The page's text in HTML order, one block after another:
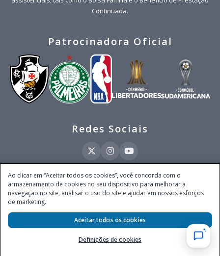
Continuada.
Patrocinadora Oficial
Redes Sociais
Este site é operado pela Ventmear Brasil LTDA (CNPJ 52.868.380/0001-84), com
endereço na Avenida Brigadeiro Faria Lima, nº 4.055, 3º andar, Itaim Bibi, no
Município de São Paulo, Estado de São Paulo, CEP 04538-133, Brasil - empresa
Secretaria de Prêmios e Apostas do Ministério da Fazenda, conforme Portaria nº
247, de 07.02.2025, publicada no DOU em 11.2.2025.
Ao clicar em “Aceitar todos os cookies”, você concorda com o
armazenamento de cookies no seu dispositivo para melhorar a
navegação no site, analisar o uso do site e ajudar em nossos esforços
de marketing.
Definições de cookies
Aceitar todos os cookies